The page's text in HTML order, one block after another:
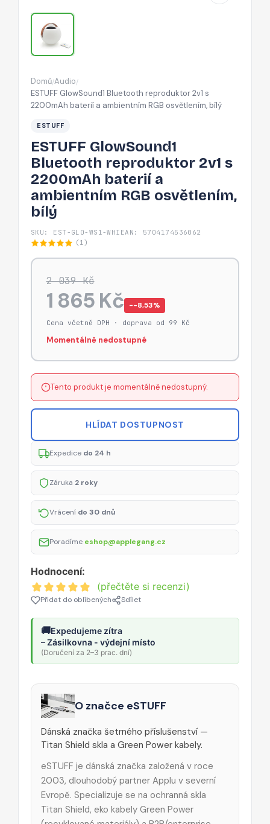
osvětlením,
bílý
Domů/Audio/
ESTUFF GlowSound1 Bluetooth reproduktor 2v1 s
2200mAh baterií a ambientním RGB osvětlením, bílý
ESTUFF
ESTUFF GlowSound1
Bluetooth reproduktor 2v1 s
2200mAh baterií a
ambientním RGB osvětlením,
bílý
SKU: EST-GLO-WS1-WHI EAN: 5704174536062
(1)
2 039 Kč
1 865 Kč −-8,53%
Cena včetně DPH · doprava od 99 Kč
Momentálně nedostupné
Tento produkt je momentálně nedostupný.
HLÍDAT DOSTUPNOST
Expedice do 24 h
Záruka 2 roky
Vrácení do 30 dnů
Poradíme eshop@applegang.cz
Hodnocení:
(přečtěte si recenzi)
Přidat do oblíbených Sdílet
🚚Expedujeme zítra
– Zásilkovna - výdejní místo
(Doručení za 2–3 prac. dní)
O značce eSTUFF
Dánská značka šetrného příslušenství —
Titan Shield skla a Green Power kabely.
eSTUFF je dánská značka založená v roce
2003, dlouhodobý partner Applu v severní
Evropě. Specializuje se na ochranná skla
Titan Shield, eko kabely Green Power